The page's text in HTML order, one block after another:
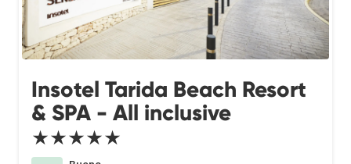
Insotel Tarida Beach Resort
& SPA - All inclusive
★★★★★